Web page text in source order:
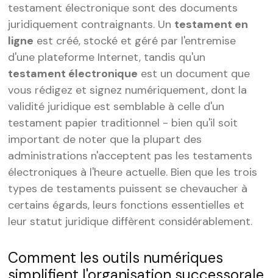
testament électronique sont des documents
juridiquement contraignants. Un testament en
ligne est créé, stocké et géré par l'entremise
d'une plateforme Internet, tandis qu'un
testament électronique est un document que
vous rédigez et signez numériquement, dont la
validité juridique est semblable à celle d'un
testament papier traditionnel - bien qu'il soit
important de noter que la plupart des
administrations n'acceptent pas les testaments
électroniques à l'heure actuelle. Bien que les trois
types de testaments puissent se chevaucher à
certains égards, leurs fonctions essentielles et
leur statut juridique diffèrent considérablement.
Comment les outils numériques